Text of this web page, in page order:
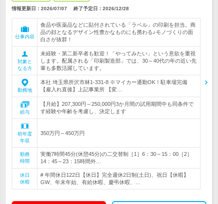
情報更新日：2026/07/07 終了予定日： 2026/12/28
仕事内容
食品や医薬品などに貼付されている「ラベル」の印刷を担当。商
品の顔となるデザイン性豊かなものにも携わる♪モノづくりの面
白さが抜群！
対象と
なる方
未経験・第二新卒者も歓迎！「やってみたい」という意欲を重視
します。配属される「印刷製造部」では、30～40代の年の近い先
輩も多数活躍しています。
勤務地
本社 埼玉県所沢市林1-331-8 ※マイカー通勤OK！駐車場完備
【雇入れ直後】上記事業所 【変…
給与
【月給】207,300円～250,000円3か月間の試用期間中も同条件で
す経験や年齢を考慮し、決定します
初年度
年収
350万円～450万円
勤務
時間
実働7時間45分(休憩45分)の二交替制［1］6：30～15：00［2］
14：45～23：15時間外…
休日
休暇
# 年間休日122日【休日】完全週休2日制(土日)、祝日【休暇】
GW、年末年始、有給休暇、慶弔休暇、…